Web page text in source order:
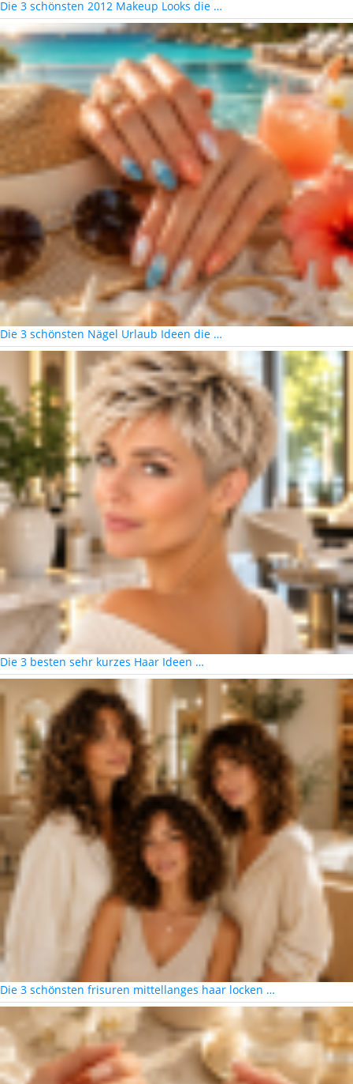
Die 3 schönsten 2012 Makeup Looks die …
Die 3 schönsten Nägel Urlaub Ideen die …
Die 3 besten sehr kurzes Haar Ideen …
Die 3 schönsten frisuren mittellanges haar locken …